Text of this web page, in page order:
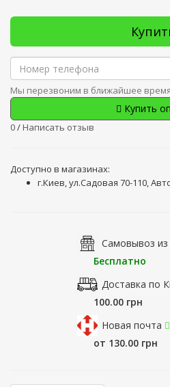
Мы перезвоним в ближайшее время
Купить
0/ Написать отзыв
Доступно в магазинах:
г.Киев, ул.Садовая 70-110,
Самовывоз из
Бесплатно
Доставка по
100.00 грн
Новая почта
от 130.00 грн